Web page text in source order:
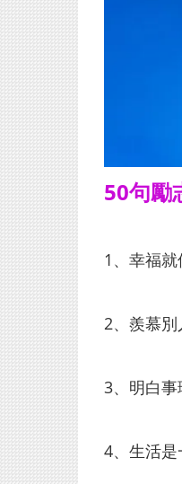
50句勵
1、幸福就
2、羨慕別
3、明白事
4、生活是